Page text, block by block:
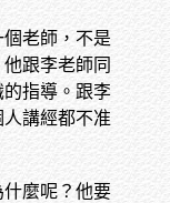
老師，不是
跟李老師同
指導。跟李
講經都不准
麼呢？他要